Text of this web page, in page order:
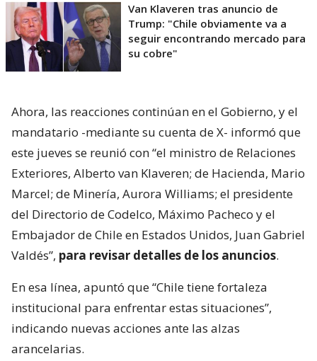
Van Klaveren tras anuncio de
Trump: "Chile obviamente va a
seguir encontrando mercado para
su cobre"
Ahora, las reacciones continúan en el Gobierno, y el
mandatario -mediante su cuenta de X- informó que
este jueves se reunió con “el ministro de Relaciones
Exteriores, Alberto van Klaveren; de Hacienda, Mario
Marcel; de Minería, Aurora Williams; el presidente
del Directorio de Codelco, Máximo Pacheco y el
Embajador de Chile en Estados Unidos, Juan Gabriel
Valdés”, para revisar detalles de los anuncios.
En esa línea, apuntó que “Chile tiene fortaleza
institucional para enfrentar estas situaciones”,
indicando nuevas acciones ante las alzas
arancelarias.